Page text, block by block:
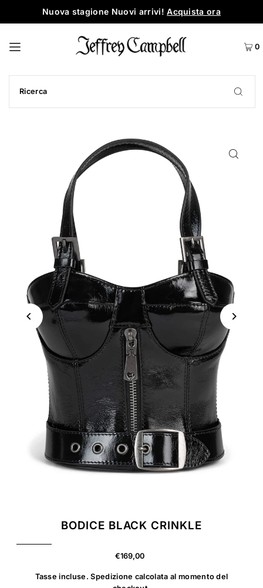
Nuova stagione Nuovi arrivi!Acquista ora
0
BODICE BLACK CRINKLE
€169,00
Tasse incluse.Spedizione calcolata al momento del